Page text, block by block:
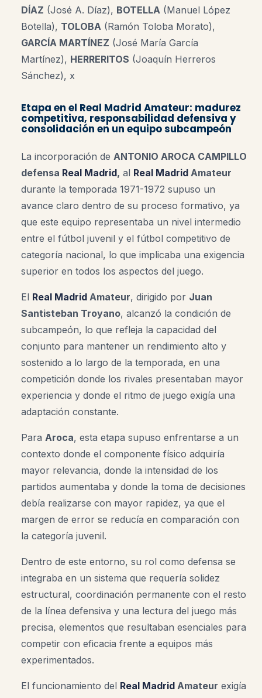
DÍAZ (José A. Díaz), BOTELLA (Manuel López
Botella), TOLOBA (Ramón Toloba Morato),
GARCÍA MARTÍNEZ (José María García
Martínez), HERRERITOS (Joaquín Herreros
Sánchez), x
Etapa en el Real Madrid Amateur: madurez
competitiva, responsabilidad defensiva y
consolidación en un equipo subcampeón
La incorporación de ANTONIO AROCA CAMPILLO
defensa Real Madrid, al Real Madrid Amateur
durante la temporada 1971-1972 supuso un
avance claro dentro de su proceso formativo, ya
que este equipo representaba un nivel intermedio
entre el fútbol juvenil y el fútbol competitivo de
categoría nacional, lo que implicaba una exigencia
superior en todos los aspectos del juego.
El Real Madrid Amateur, dirigido por Juan
Santisteban Troyano, alcanzó la condición de
subcampeón, lo que refleja la capacidad del
conjunto para mantener un rendimiento alto y
sostenido a lo largo de la temporada, en una
competición donde los rivales presentaban mayor
experiencia y donde el ritmo de juego exigía una
adaptación constante.
Para Aroca, esta etapa supuso enfrentarse a un
contexto donde el componente físico adquiría
mayor relevancia, donde la intensidad de los
partidos aumentaba y donde la toma de decisiones
debía realizarse con mayor rapidez, ya que el
margen de error se reducía en comparación con
la categoría juvenil.
Dentro de este entorno, su rol como defensa se
integraba en un sistema que requería solidez
estructural, coordinación permanente con el resto
de la línea defensiva y una lectura del juego más
precisa, elementos que resultaban esenciales para
competir con eficacia frente a equipos más
experimentados.
El funcionamiento del Real Madrid Amateur exigía